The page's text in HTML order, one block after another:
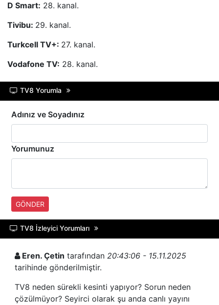
D Smart: 28. kanal.
Tivibu: 29. kanal.
Turkcell TV+: 27. kanal.
Vodafone TV: 28. kanal.
TV8 Yorumla
Adınız ve Soyadınız
Yorumunuz
GÖNDER
TV8 İzleyici Yorumları
Eren. Çetin tarafından 20:43:06 - 15.11.2025
tarihinde gönderilmiştir.
TV8 neden sürekli kesinti yapıyor? Sorun neden
çözülmüyor? Seyirci olarak şu anda canlı yayını